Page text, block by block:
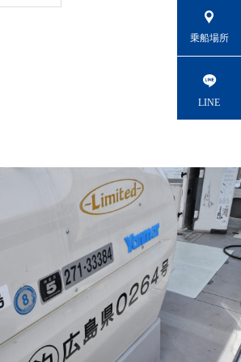
乗船場所
LINE